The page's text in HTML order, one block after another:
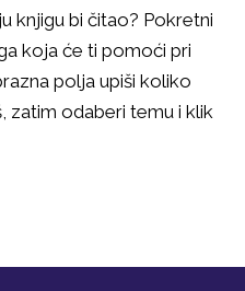
knjigu bi čitao? Pokretni
koja će ti pomoći pri
polja upiši koliko
zatim odaberi temu i klik